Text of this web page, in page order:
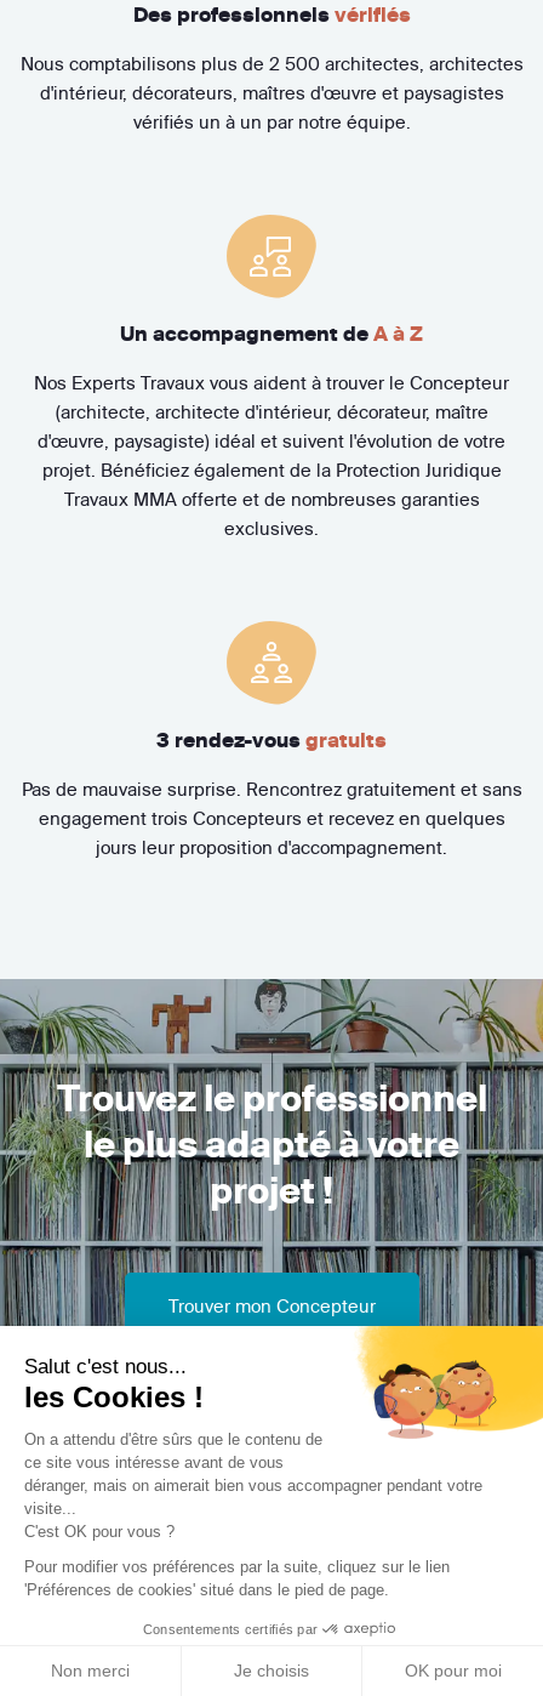
Salut c'est nous...
les Cookies !
On a attendu d'être sûrs que le contenu de
ce site vous intéresse avant de vous
déranger, mais on aimerait bien vous accompagner pendant votre
visite...
C'est OK pour vous ?
Pour modifier vos préférences par la suite, cliquez sur le lien
'Préférences de cookies' situé dans le pied de page.
Consentements certifiés par
Non merci Je choisis OK pour moi
Des professionnels vérifiés
Nous comptabilisons plus de 2 500 architectes, architectes
d'intérieur, décorateurs, maîtres d'œuvre et paysagistes
vérifiés un à un par notre équipe.
Un accompagnement de A à Z
Nos Experts Travaux vous aident à trouver le Concepteur
(architecte, architecte d'intérieur, décorateur, maître
d'œuvre, paysagiste) idéal et suivent l'évolution de votre
projet. Bénéficiez également de la Protection Juridique
Travaux MMA offerte et de nombreuses garanties
exclusives.
3 rendez-vous gratuits
Pas de mauvaise surprise. Rencontrez gratuitement et sans
engagement trois Concepteurs et recevez en quelques
jours leur proposition d'accompagnement.
Trouvez le professionnel
le plus adapté à votre
projet !
Trouver mon Concepteur
Trouver une réalisation / Maison individuelle
Maison Lulu